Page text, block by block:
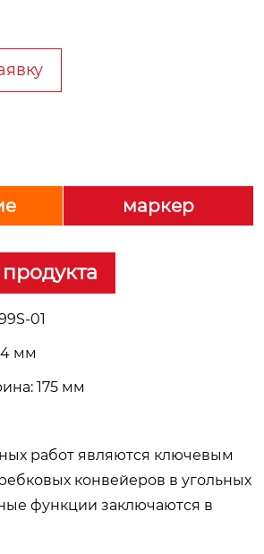
маркер
01
мм
175 мм
работ являются ключевым
конвейеров в угольных
функции заключаются в